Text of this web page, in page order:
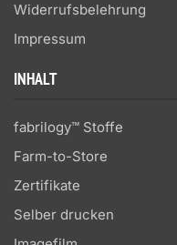
Widerrufsbelehrung
Impressum
INHALT
fabrilogy™ Stoffe
Farm-to-Store
Zertifikate
Selber drucken